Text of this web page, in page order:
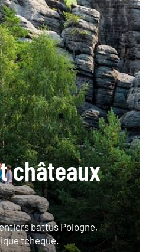
châteaux
battus Pologne,
tchèque.